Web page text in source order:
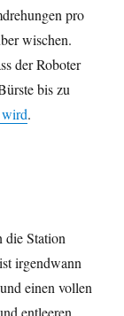
pro
wischen.
der Roboter
bis zu
wird.
die Station
irgendwann
einen vollen
entleeren